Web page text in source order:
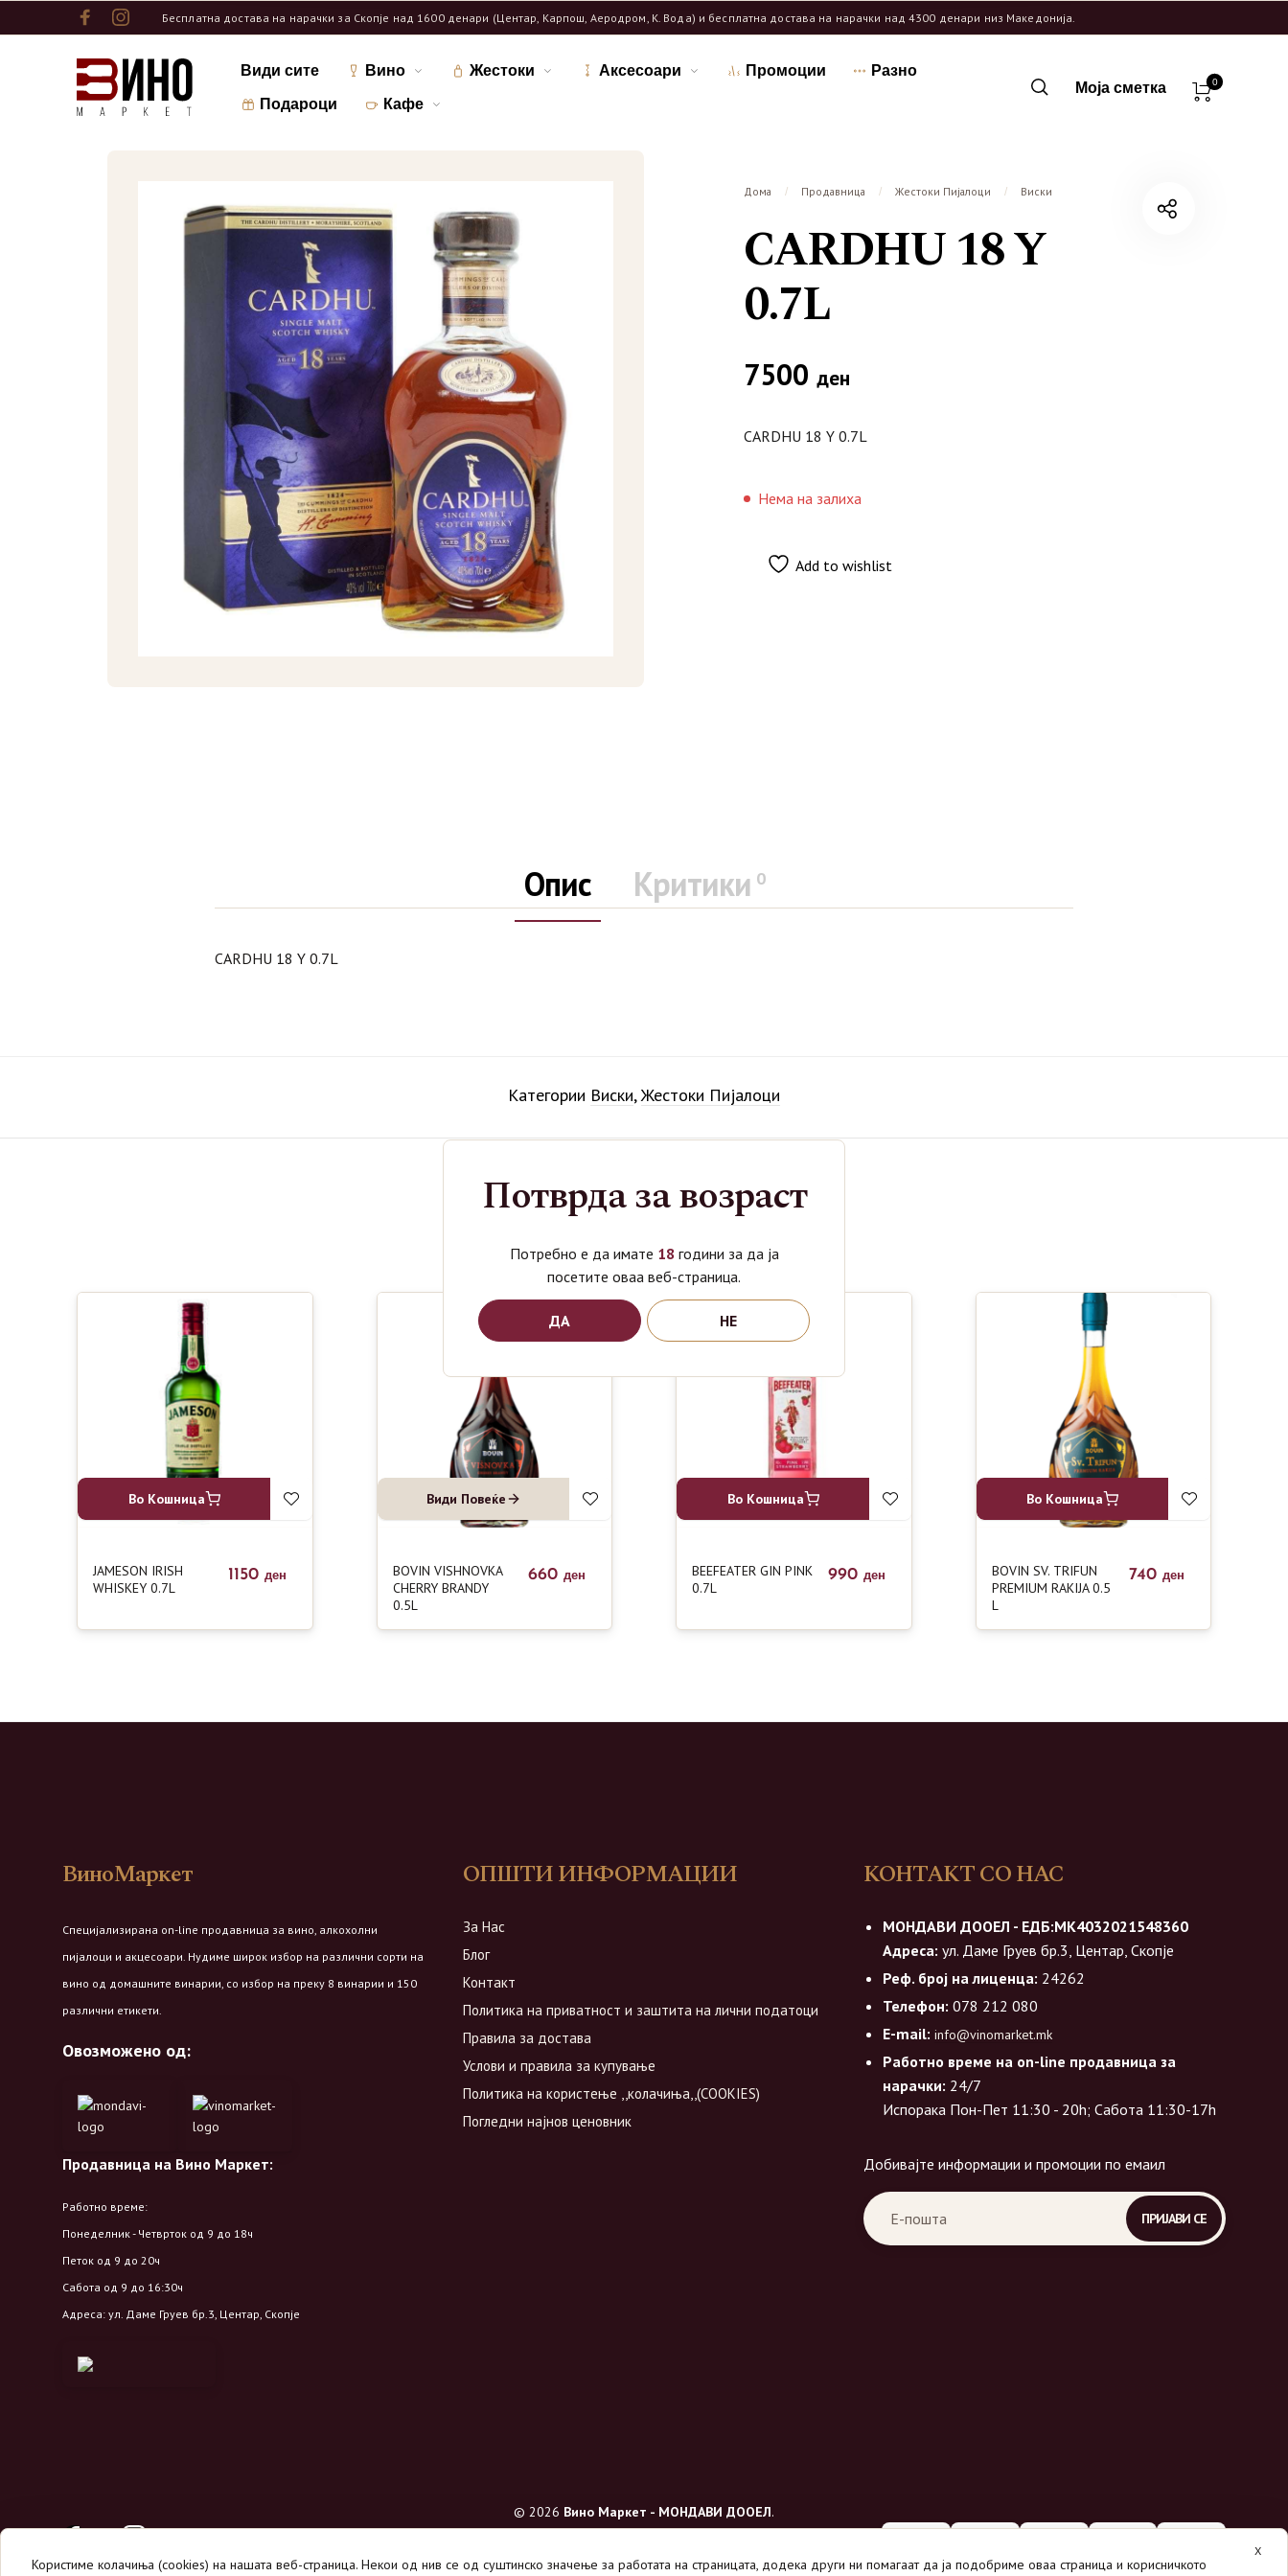
Бесплатна достава на нарачки за Скопје над 1600 денари (Центар, Карпош, Аеродром, К. Вода) и бесплатна достава на нарачки над 4300 денари низ Македонија.
Види сите Вино Жестоки Аксесоари Промоции Разно
Подароци Кафе
Моја сметка 0
Дома / Продавница / Жестоки Пијалоци / Виски
CARDHU 18 Y
0.7L
7500 ден
CARDHU 18 Y 0.7L
Нема на залиха
Add to wishlist
Опис Критики 0
CARDHU 18 Y 0.7L
Категории Виски,Жестоки Пијалоци
Поврзани производи
Во Кошница
JAMESON IRISH
WHISKEY 0.7L
1150 ден
Види Повеќе
BOVIN VISHNOVKA
CHERRY BRANDY
0.5L
660 ден
Во Кошница
BEEFEATER GIN PINK
0.7L
990 ден
Во Кошница
BOVIN SV. TRIFUN
PREMIUM RAKIJA 0.5
L
740 ден
ВиноМаркет
Специјализирана on-line продавница за вино, алкохолни
пијалоци и акцесоари. Нудиме широк избор на различни сорти на
вино од домашните винарии, со избор на преку 8 винарии и 150
различни етикети.
Овозможено од:
Продавница на Вино Маркет:
Работно време:
Понеделник - Четврток од 9 до 18ч
Петок од 9 до 20ч
Сабота од 9 до 16:30ч
Адреса: ул. Даме Груев бр.3, Центар, Скопје
ОПШТИ ИНФОРМАЦИИ
За Нас
Блог
Контакт
Политика на приватност и заштита на лични податоци
Правила за достава
Услови и правила за купување
Политика на користење ,,колачиња,,(COOKIES)
Погледни најнов ценовник
КОНТАКТ СО НАС
МОНДАВИ ДООЕЛ - ЕДБ:МК4032021548360
Адреса: ул. Даме Груев бр.3, Центар, Скопје
Реф. број на лиценца: 24262
Телефон: 078 212 080
E-mail: info@vinomarket.mk
Работно време на on-line продавница за
нарачки: 24/7
Испорака Пон-Пет 11:30 - 20h; Сабота 11:30-17h
Добивајте информации и промоции по емаил
© 2026 Вино Маркет - МОНДАВИ ДООЕЛ.
Сите права се задржани.
X
Користиме колачиња (cookies) на нашата веб-страница. Некои од нив се од суштинско значење за работата на страницата, додека други ни помагаат да ја подобриме оваа страница и корисничкото
Потврда за возраст
Потребно е да имате 18 години за да ја
посетите оваа веб-страница.
ДА НЕ